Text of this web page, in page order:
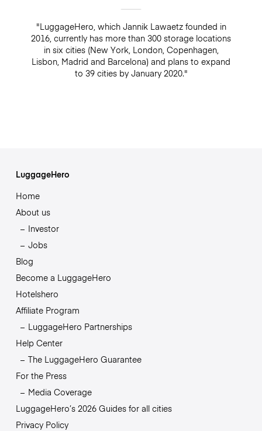
"LuggageHero, which Jannik Lawaetz founded in
2016, currently has more than 300 storage locations
in six cities (New York, London, Copenhagen,
Lisbon, Madrid and Barcelona) and plans to expand
to 39 cities by January 2020."
LuggageHero
Home
About us
Investor
Jobs
Blog
Become a LuggageHero
Hotelshero
Affiliate Program
LuggageHero Partnerships
Help Center
The LuggageHero Guarantee
For the Press
Media Coverage
LuggageHero’s 2026 Guides for all cities
Privacy Policy